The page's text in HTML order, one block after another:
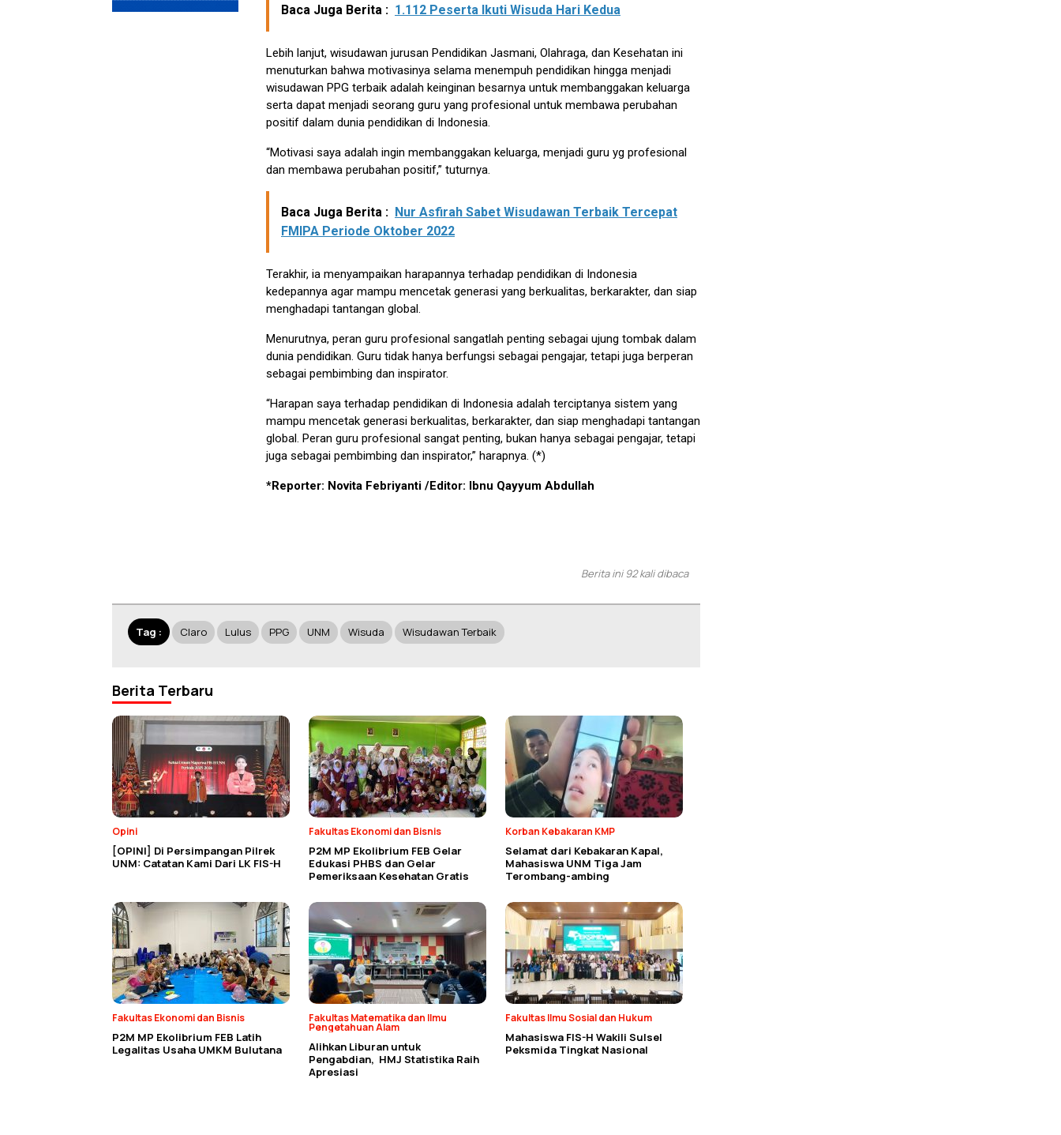
Baca Juga Berita : 1.112 Peserta Ikuti Wisuda Hari Kedua
Lebih lanjut, wisudawan jurusan Pendidikan Jasmani, Olahraga, dan Kesehatan ini
menuturkan bahwa motivasinya selama menempuh pendidikan hingga menjadi
wisudawan PPG terbaik adalah keinginan besarnya untuk membanggakan keluarga
serta dapat menjadi seorang guru yang profesional untuk membawa perubahan
positif dalam dunia pendidikan di Indonesia.
“Motivasi saya adalah ingin membanggakan keluarga, menjadi guru yg profesional
dan membawa perubahan positif,” tuturnya.
Baca Juga Berita : Nur Asfirah Sabet Wisudawan Terbaik Tercepat
FMIPA Periode Oktober 2022
Terakhir, ia menyampaikan harapannya terhadap pendidikan di Indonesia
kedepannya agar mampu mencetak generasi yang berkualitas, berkarakter, dan siap
menghadapi tantangan global.
Menurutnya, peran guru profesional sangatlah penting sebagai ujung tombak dalam
dunia pendidikan. Guru tidak hanya berfungsi sebagai pengajar, tetapi juga berperan
sebagai pembimbing dan inspirator.
“Harapan saya terhadap pendidikan di Indonesia adalah terciptanya sistem yang
mampu mencetak generasi berkualitas, berkarakter, dan siap menghadapi tantangan
global. Peran guru profesional sangat penting, bukan hanya sebagai pengajar, tetapi
juga sebagai pembimbing dan inspirator,” harapnya. (*)
*Reporter: Novita Febriyanti /Editor: Ibnu Qayyum Abdullah
Berita ini 92 kali dibaca
Tag : Claro Lulus PPG UNM Wisuda Wisudawan Terbaik
Berita Terbaru
Opini
[OPINI] Di Persimpangan Pilrek
UNM: Catatan Kami Dari LK FIS-H
Fakultas Ekonomi dan Bisnis
P2M MP Ekolibrium FEB Gelar
Edukasi PHBS dan Gelar
Pemeriksaan Kesehatan Gratis
Korban Kebakaran KMP
Selamat dari Kebakaran Kapal,
Mahasiswa UNM Tiga Jam
Terombang-ambing
Fakultas Ekonomi dan Bisnis
P2M MP Ekolibrium FEB Latih
Legalitas Usaha UMKM Bulutana
Fakultas Matematika dan Ilmu
Pengetahuan Alam
Alihkan Liburan untuk
Pengabdian, HMJ Statistika Raih
Apresiasi
Fakultas Ilmu Sosial dan Hukum
Mahasiswa FIS-H Wakili Sulsel
Peksmida Tingkat Nasional